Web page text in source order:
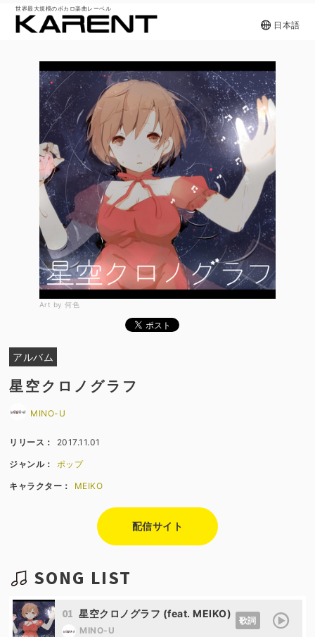
世界最大規模のボカロ楽曲レーベル
日本語
Art by 何色
アルバム
星空クロノグラフ
MINO-U
リリース： 2017.11.01
ジャンル： ポップ
キャラクター： MEIKO
配信サイト
SONG LIST
01 星空クロノグラフ (feat. MEIKO)
MINO-U
歌詞